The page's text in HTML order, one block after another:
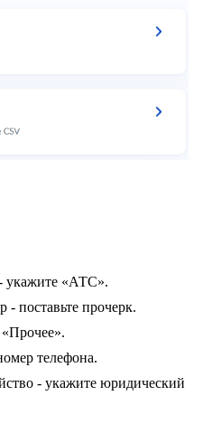
укажите «АТС».
поставьте прочерк.
телефона.
- укажите юридический